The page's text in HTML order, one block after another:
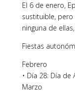
El 6 de enero,
sustituible,
ninguna de
Fiestas
Febrero
• Día 28: Día de
Marzo